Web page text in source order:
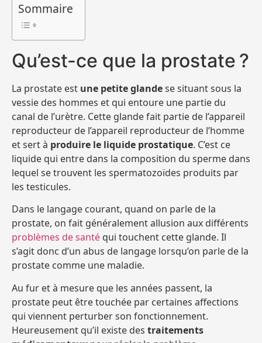
Sommaire
Qu’est-ce que la prostate ?
La prostate est une petite glandese situant sous la
vessie des hommes et qui entoure une partie du
canal de l’urètre. Cette glande fait partie de l’appareil
reproducteur de l’appareil reproducteur de l’homme
et sert à produire le liquide prostatique. C’est ce
liquide qui entre dans la composition du sperme dans
lequel se trouvent les spermatozoïdes produits par
les testicules.
Dans le langage courant, quand on parle de la
prostate, on fait généralement allusion aux différents
problèmes de santé qui touchent cette glande. Il
s’agit donc d’un abus de langage lorsqu’on parle de la
prostate comme une maladie.
Au fur et à mesure que les années passent, la
prostate peut être touchée par certaines affections
qui viennent perturber son fonctionnement.
Heureusement qu’il existe des traitements